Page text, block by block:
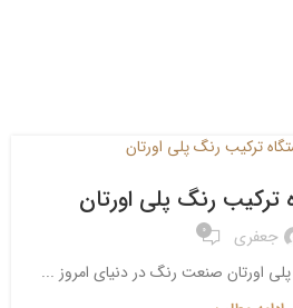
ترکیب رنگ پلی اورتان
جعفری 0
اورتان صنعت رنگ در دنیای امروز ...